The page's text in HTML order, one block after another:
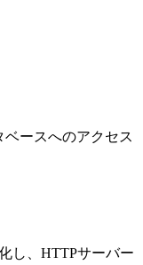
ベースへのアクセス
し、HTTPサーバー